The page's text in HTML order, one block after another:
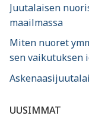
Juutalaisen
maailmassa
Miten nuoret
sen vaikutuksen
UUSIMMAT